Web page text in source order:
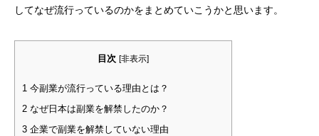
してなぜ流行っているのかをまとめていこうかと思います。
目次 [非表示]
1 今副業が流行っている理由とは？
2 なぜ日本は副業を解禁したのか？
3 企業で副業を解禁していない理由